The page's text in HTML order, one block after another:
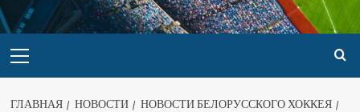
ГЛАВНАЯ НОВОСТИ
НОВОСТИ БЕЛОРУССКОГО ХОККЕЯ